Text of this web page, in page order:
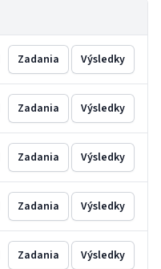
Zadania Výsledky
Zadania Výsledky
Zadania Výsledky
Zadania Výsledky
Zadania Výsledky